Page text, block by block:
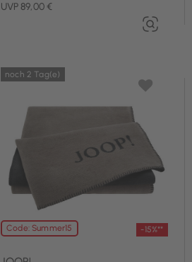
UVP 89,00 €
Code: Summer15 -15%**
noch 2 Tag(e)